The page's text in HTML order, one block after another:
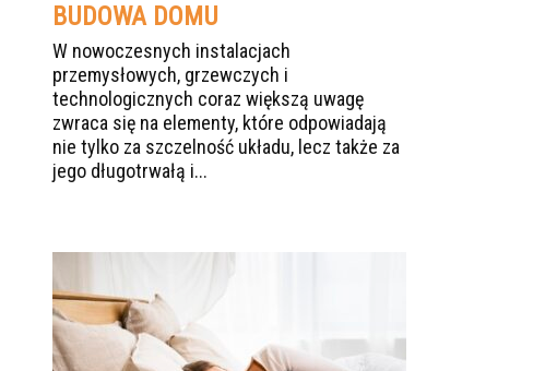
BUDOWA DOMU
W nowoczesnych instalacjach
przemysłowych, grzewczych i
technologicznych coraz większą uwagę
zwraca się na elementy, które odpowiadają
nie tylko za szczelność układu, lecz także za
jego długotrwałą i...